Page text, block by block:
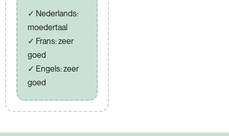
Nederlands:
moedertaal
Frans: zeer
goed
Engels: zeer
goed